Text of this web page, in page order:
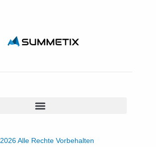
Alle Rechte Vorbehalten